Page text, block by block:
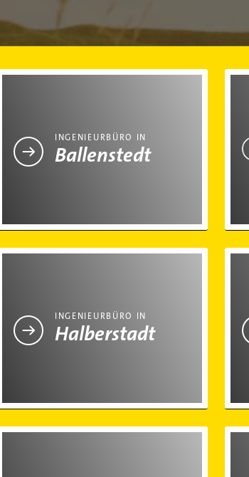
INGENIEURBÜRO IN
Ballenstedt
INGENIEURBÜRO IN
Halberstadt